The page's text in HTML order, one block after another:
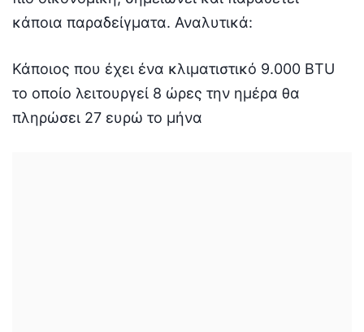
κάποια παραδείγματα. Αναλυτικά:
Κάποιος που έχει ένα κλιματιστικό 9.000 BTU
το οποίο λειτουργεί 8 ώρες την ημέρα θα
πληρώσει 27 ευρώ το μήνα